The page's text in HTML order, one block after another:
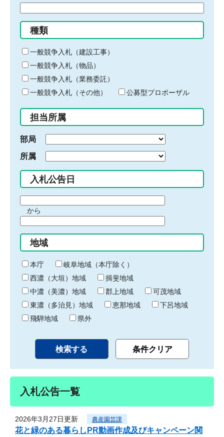
る
キ
ー
ワ
ー
ド
入
力
種類
一般競争入札（建設工事）
一般競争入札（物品）
一般競争入札（業務委託）
一般競争入札（その他）
公募型プロポーザル
担当所属
部局
所属
入札公告日
間
始
り
から
間
終
わ
り
地域
本庁
岐阜地域（本庁除く）
西濃（大垣）地域
揖斐地域
中濃（美濃）地域
郡上地域
可茂地域
東濃（多治見）地域
恵那地域
下呂地域
飛騨地域
県外
入札公告一覧
2026年3月27日更新 農産園芸課
花と緑のある暮らしPR動画作成及びキャンペーン関